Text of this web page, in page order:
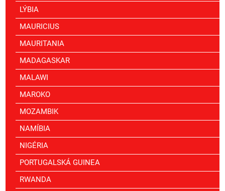
LÝBIA
MAURICIUS
MAURITANIA
MADAGASKAR
MALAWI
MAROKO
MOZAMBIK
NAMÍBIA
NIGÉRIA
PORTUGALSKÁ GUINEA
RWANDA